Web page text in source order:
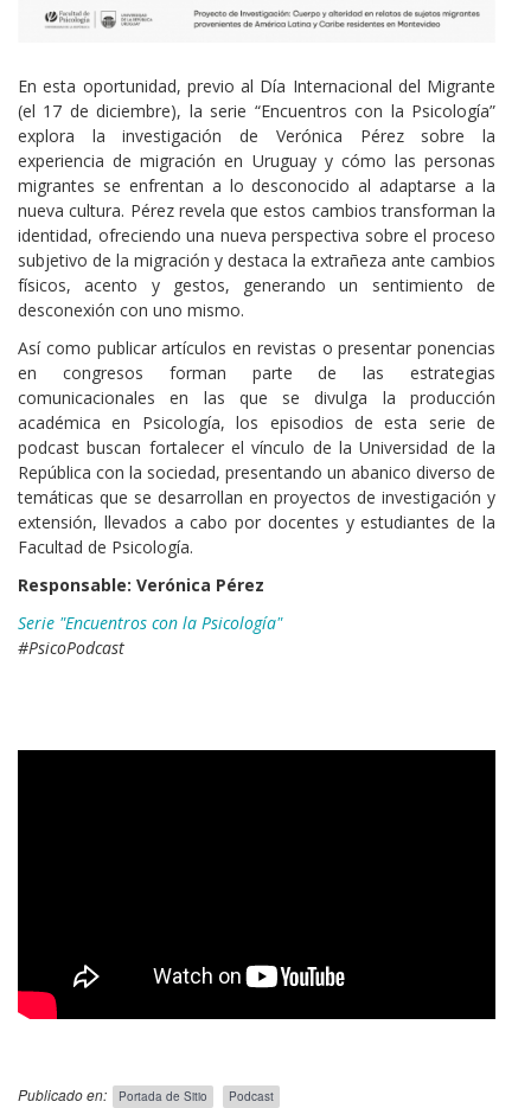
Cuerpo
En esta oportunidad, previo al Día Internacional del Migrante
(el 17 de diciembre), la serie “Encuentros con la Psicología”
explora la investigación de Verónica Pérez sobre la
experiencia de migración en Uruguay y cómo las personas
migrantes se enfrentan a lo desconocido al adaptarse a la
nueva cultura. Pérez revela que estos cambios transforman la
identidad, ofreciendo una nueva perspectiva sobre el proceso
subjetivo de la migración y destaca la extrañeza ante cambios
físicos, acento y gestos, generando un sentimiento de
desconexión con uno mismo.
Así como publicar artículos en revistas o presentar ponencias
en congresos forman parte de las estrategias
comunicacionales en las que se divulga la producción
académica en Psicología, los episodios de esta serie de
podcast buscan fortalecer el vínculo de la Universidad de la
República con la sociedad, presentando un abanico diverso de
temáticas que se desarrollan en proyectos de investigación y
extensión, llevados a cabo por docentes y estudiantes de la
Facultad de Psicología.
Responsable: Verónica Pérez
Serie "Encuentros con la Psicología"
#PsicoPodcast
Publicado en: Portada de Sitio Podcast